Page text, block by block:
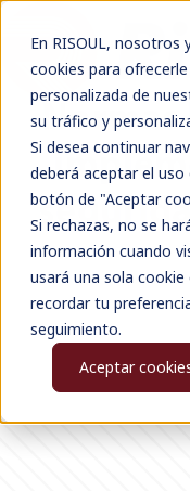
En RISOUL,
cookies para
personalizada de
su tráfico y
Si desea continuar
deberá aceptar el
botón de "Aceptar
Si rechazas, no se
información cuando
usará una sola
recordar tu
seguimiento.
Aceptar
Normas